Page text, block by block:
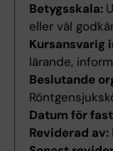
Betygsskala:
eller väl
Kursansvarig
lärande,
Beslutande
Datum för
Reviderad av: